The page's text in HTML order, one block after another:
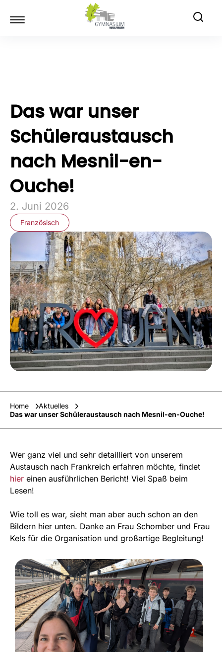
Das war unser
Schüleraustausch
nach Mesnil-en-
Ouche!
2. Juni 2026
Französisch
Home
Aktuelles
Das war unser Schüleraustausch nach Mesnil-en-Ouche!
Wer ganz viel und sehr detailliert von unserem
Austausch nach Frankreich erfahren möchte, findet
hier einen ausführlichen Bericht! Viel Spaß beim
Lesen!
Wie toll es war, sieht man aber auch schon an den
Bildern hier unten. Danke an Frau Schomber und Frau
Kels für die Organisation und großartige Begleitung!